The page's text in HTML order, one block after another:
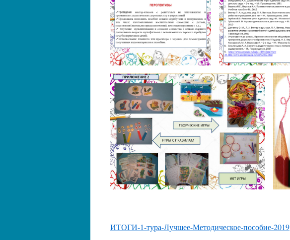
ИТОГИ-1-тура-Лучшее-Методическое-пособие-2019